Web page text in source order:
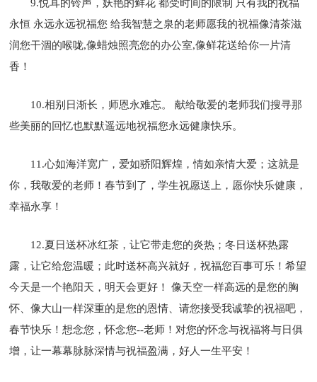
9.悦耳的铃声，妖艳的鲜花 都受时间的限制 只有我的祝福
永恒 永远永远祝福您 给我智慧之泉的老师愿我的祝福像清茶滋
润您干涸的喉咙,像蜡烛照亮您的办公室,像鲜花送给你一片清
香！
10.相别日渐长，师恩永难忘。 献给敬爱的老师我们搜寻那
些美丽的回忆也默默遥远地祝福您永远健康快乐。
11.心如海洋宽广，爱如骄阳辉煌，情如亲情大爱；这就是
你，我敬爱的老师！春节到了，学生祝愿送上，愿你快乐健康，
幸福永享！
12.夏日送杯冰红茶，让它带走您的炎热；冬日送杯热露
露，让它给您温暖；此时送杯高兴就好，祝福您百事可乐！希望
今天是一个艳阳天，明天会更好！ 像天空一样高远的是您的胸
怀、像大山一样深重的是您的恩情、请您接受我诚挚的祝福吧，
春节快乐！想念您，怀念您--老师！对您的怀念与祝福将与日俱
增，让一幕幕脉脉深情与祝福盈满，好人一生平安！